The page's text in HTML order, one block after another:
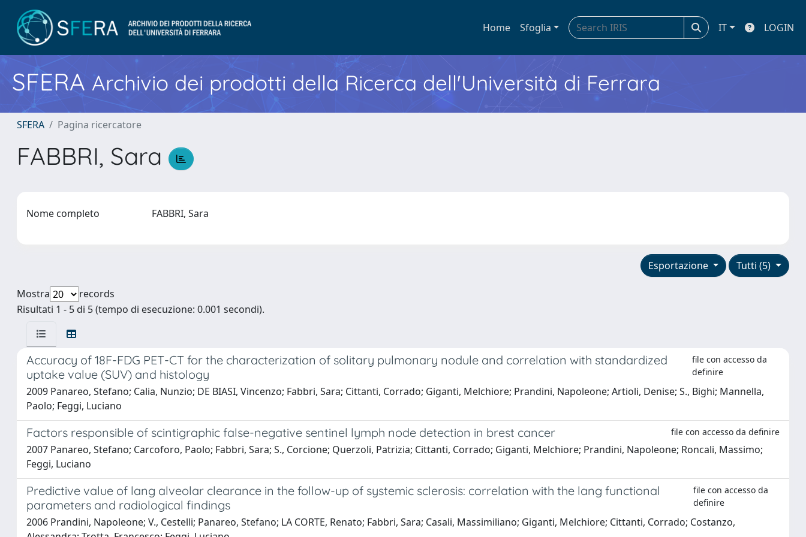
Home Sfoglia IT LOGIN
SFERA Archivio dei prodotti della Ricerca dell'Università di Ferrara
SFERA Pagina ricercatore
FABBRI, Sara
Nome completo FABBRI, Sara
Tutti (5)
Esportazione
Mostra
records
Risultati 1 - 5 di 5 (tempo di esecuzione: 0.001 secondi).
Accuracy of 18F-FDG PET-CT for the characterization of solitary pulmonary nodule and correlation with standardized
uptake value (SUV) and histology
file con accesso da
definire
2009 Panareo, Stefano; Calia, Nunzio; DE BIASI, Vincenzo; Fabbri, Sara; Cittanti, Corrado; Giganti, Melchiore; Prandini, Napoleone; Artioli, Denise; S., Bighi; Mannella,
Paolo; Feggi, Luciano
Factors responsible of scintigraphic false-negative sentinel lymph node detection in brest cancer file con accesso da definire
2007 Panareo, Stefano; Carcoforo, Paolo; Fabbri, Sara; S., Corcione; Querzoli, Patrizia; Cittanti, Corrado; Giganti, Melchiore; Prandini, Napoleone; Roncali, Massimo;
Feggi, Luciano
Predictive value of lang alveolar clearance in the follow-up of systemic sclerosis: correlation with the lang functional
parameters and radiological findings
file con accesso da
definire
2006 Prandini, Napoleone; V., Cestelli; Panareo, Stefano; LA CORTE, Renato; Fabbri, Sara; Casali, Massimiliano; Giganti, Melchiore; Cittanti, Corrado; Costanzo,